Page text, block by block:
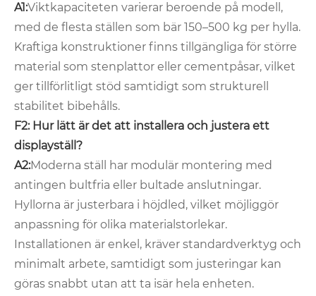
A1:Viktkapaciteten varierar beroende på modell,
med de flesta ställen som bär 150–500 kg per hylla.
Kraftiga konstruktioner finns tillgängliga för större
material som stenplattor eller cementpåsar, vilket
ger tillförlitligt stöd samtidigt som strukturell
stabilitet bibehålls.
F2: Hur lätt är det att installera och justera ett
displayställ?
A2:Moderna ställ har modulär montering med
antingen bultfria eller bultade anslutningar.
Hyllorna är justerbara i höjdled, vilket möjliggör
anpassning för olika materialstorlekar.
Installationen är enkel, kräver standardverktyg och
minimalt arbete, samtidigt som justeringar kan
göras snabbt utan att ta isär hela enheten.